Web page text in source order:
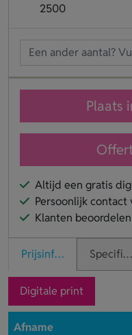
2500
Plaats
Altijd een gratis
Persoonlijk contact
Klanten
Prijsinformatie
Digitale print
Afname